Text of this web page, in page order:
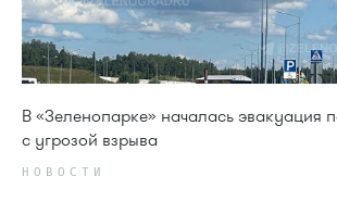
В «Зеленопарке» началась эвакуация
с угрозой взрыва
НОВОСТИ